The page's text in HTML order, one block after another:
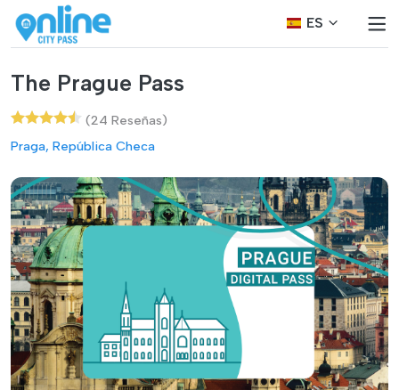
ES
The Prague Pass
(24 Reseñas)
Praga, República Checa